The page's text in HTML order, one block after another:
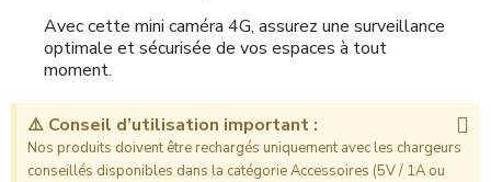
Avec cette mini caméra 4G, assurez une surveillance
optimale et sécurisée de vos espaces à tout
moment.
⚠️ Conseil d’utilisation important :
Nos produits doivent être rechargés uniquement avec les chargeurs
conseillés disponibles dans la catégorie Accessoires (5V / 1A ou